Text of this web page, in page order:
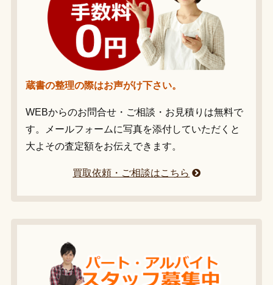
蔵書の整理の際はお声がけ下さい。
WEBからのお問合せ・ご相談・お見積りは無料で
す。メールフォームに写真を添付していただくと
大よその査定額をお伝えできます。
買取依頼・ご相談はこちら